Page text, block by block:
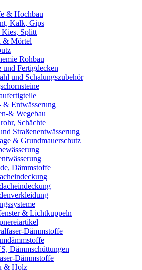
& Hochbau
Kalk, Gips
Kies, Splitt
& Mörtel
Rohbau
und Fertigdecken
und Schalungszubehör
& Entwässerung
& Wegebau
Schächte
Straßenentwässerung
& Grundmauerschutz
Dämmstoffe
& Lichtkuppeln
Dämmstoffe
Dämmschüttungen
Dämmstoffe
& Holz